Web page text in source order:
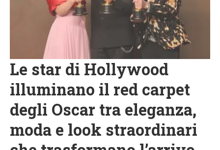
Le star di Hollywood
illuminano il red carpet
degli Oscar tra eleganza,
moda e look straordinari